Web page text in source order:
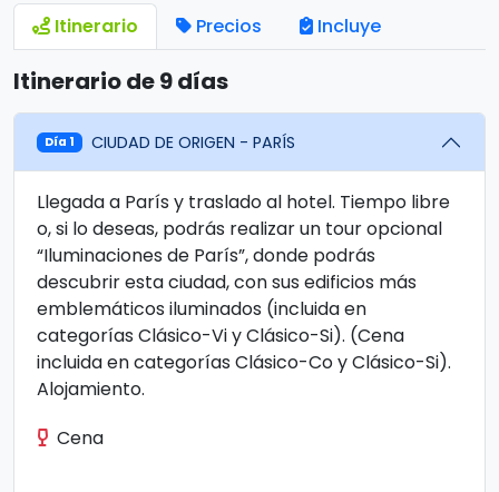
Itinerario Precios Incluye
Itinerario de 9 días
Día 1 CIUDAD DE ORIGEN - PARÍS
Llegada a París y traslado al hotel. Tiempo libre
o, si lo deseas, podrás realizar un tour opcional
“Iluminaciones de París”, donde podrás
descubrir esta ciudad, con sus edificios más
emblemáticos iluminados (incluida en
categorías Clásico-Vi y Clásico-Si). (Cena
incluida en categorías Clásico-Co y Clásico-Si).
Alojamiento.
Cena